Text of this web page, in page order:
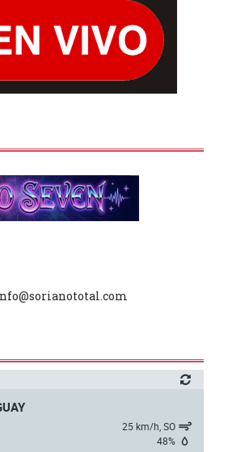
25 km/h, SO
48%